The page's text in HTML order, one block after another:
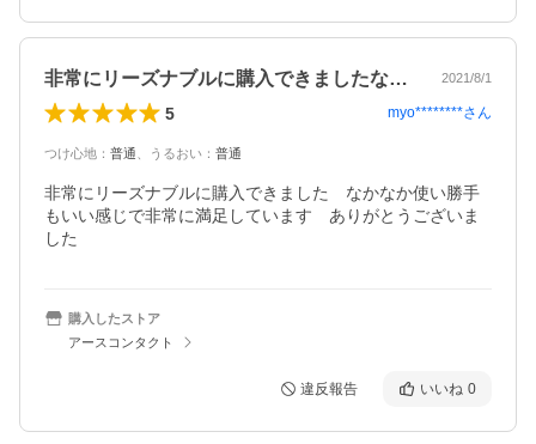
非常にリーズナブルに購入できましたなか… 2021/8/1
5 myo********さん
つけ心地 ： 普通 うるおい ： 普通
非常にリーズナブルに購入できました　なかなか使い勝手
もいい感じで非常に満足しています　ありがとうございま
した
購入したストア
アースコンタクト
違反報告 いいね 0